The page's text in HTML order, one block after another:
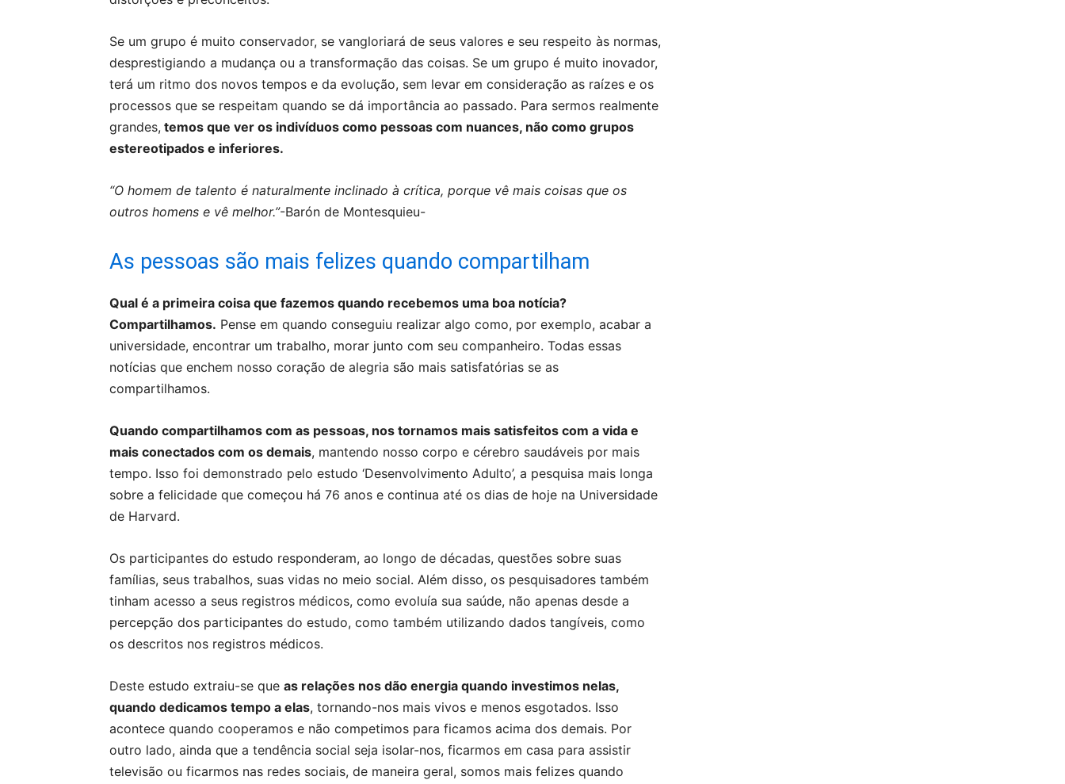
Se um grupo é muito conservador, se vangloriará de seus valores e seu respeito às normas,
desprestigiando a mudança ou a transformação das coisas. Se um grupo é muito inovador,
terá um ritmo dos novos tempos e da evolução, sem levar em consideração as raízes e os
processos que se respeitam quando se dá importância ao passado. Para sermos realmente
grandes, temos que ver os indivíduos como pessoas com nuances, não como grupos
estereotipados e inferiores.
“O homem de talento é naturalmente inclinado à crítica, porque vê mais coisas que os
outros homens e vê melhor.”-Barón de Montesquieu-
As pessoas são mais felizes quando compartilham
Qual é a primeira coisa que fazemos quando recebemos uma boa notícia?
Compartilhamos. Pense em quando conseguiu realizar algo como, por exemplo, acabar a
universidade, encontrar um trabalho, morar junto com seu companheiro. Todas essas
notícias que enchem nosso coração de alegria são mais satisfatórias se as
compartilhamos.
Quando compartilhamos com as pessoas, nos tornamos mais satisfeitos com a vida e
mais conectados com os demais, mantendo nosso corpo e cérebro saudáveis por mais
tempo. Isso foi demonstrado pelo estudo ‘Desenvolvimento Adulto’, a pesquisa mais longa
sobre a felicidade que começou há 76 anos e continua até os dias de hoje na Universidade
de Harvard.
Os participantes do estudo responderam, ao longo de décadas, questões sobre suas
famílias, seus trabalhos, suas vidas no meio social. Além disso, os pesquisadores também
tinham acesso a seus registros médicos, como evoluía sua saúde, não apenas desde a
percepção dos participantes do estudo, como também utilizando dados tangíveis, como
os descritos nos registros médicos.
Deste estudo extraiu-se que as relações nos dão energia quando investimos nelas,
quando dedicamos tempo a elas, tornando-nos mais vivos e menos esgotados. Isso
acontece quando cooperamos e não competimos para ficamos acima dos demais. Por
outro lado, ainda que a tendência social seja isolar-nos, ficarmos em casa para assistir
televisão ou ficarmos nas redes sociais, de maneira geral, somos mais felizes quando